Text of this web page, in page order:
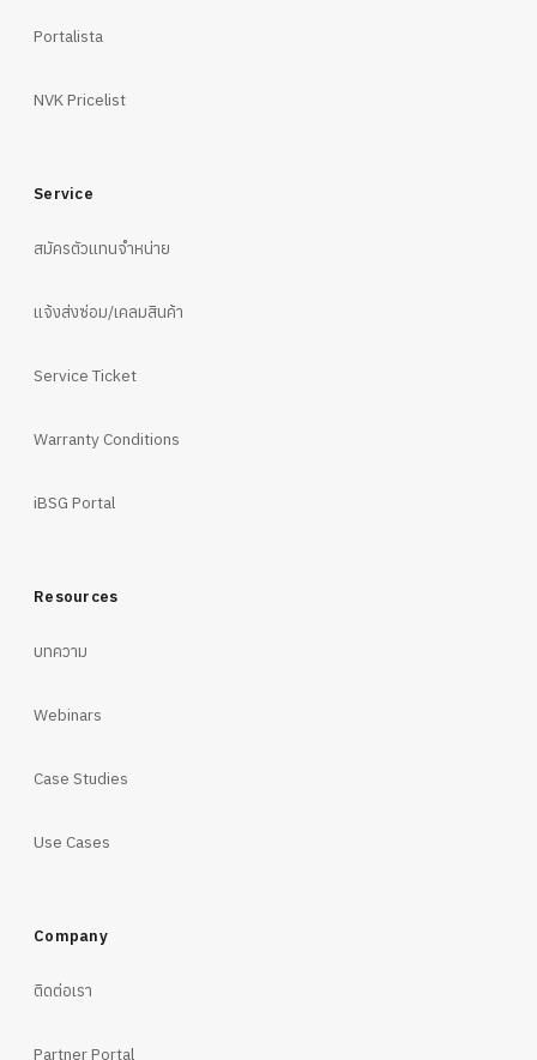
Portalista
NVK Pricelist
Service
สมัครตัวแทนจำหน่าย
แจ้งส่งซ่อม/เคลมสินค้า
Service Ticket
Warranty Conditions
iBSG Portal
Resources
บทความ
Webinars
Case Studies
Use Cases
Company
ติดต่อเรา
Partner Portal